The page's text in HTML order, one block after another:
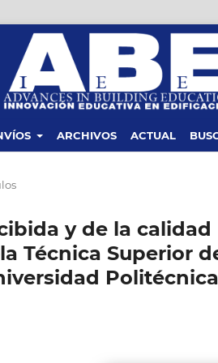
ARCHIVOS ACTUAL
y de la calidad
Técnica Superior